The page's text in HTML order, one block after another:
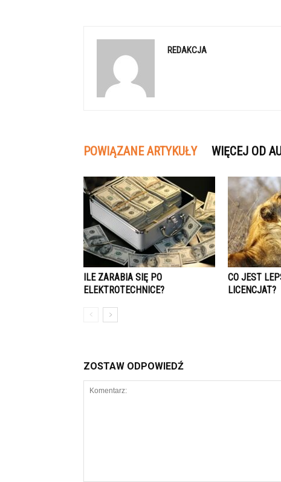
REDAKCJA
POWIĄZANE ARTYKUŁY WIĘCEJ OD
ILE ZARABIA SIĘ PO
ELEKTROTECHNICE?
CO JEST
LICENCJAT?
ZOSTAW ODPOWIEDŹ